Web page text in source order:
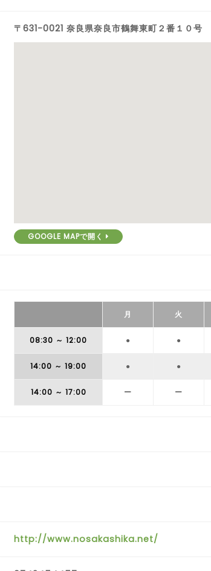
〒631-0021 奈良県奈良市鶴舞東町２番１０号
GOOGLE MAPで開く
月 火
08:30 ～ 12:00 ● ●
14:00 ～ 19:00 ● ●
14:00 ～ 17:00 ー ー
http://www.nosakashika.net/